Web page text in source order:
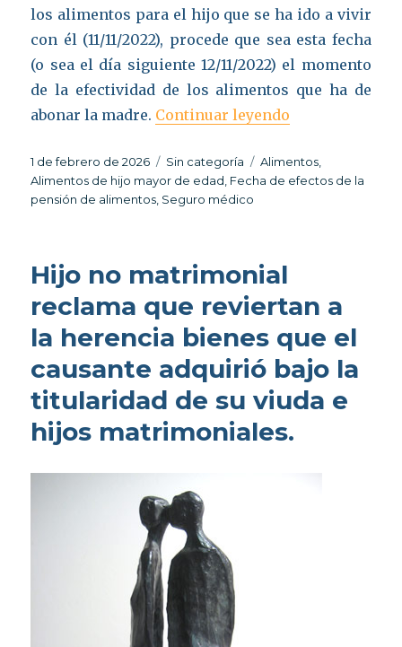
los alimentos para el hijo que se ha ido a vivir
con él (11/11/2022), procede que sea esta fecha
(o sea el día siguiente 12/11/2022) el momento
de la efectividad de los alimentos que ha de
abonar la madre. Continuar leyendo
Publicado
el
1 de febrero de 2026 Categorías
Sin categoría Etiquetas
Alimentos
Alimentos de hijo mayor de edad Fecha de efectos de la
pensión de alimentos Seguro médico
Hijo no matrimonial
reclama que reviertan a
la herencia bienes que el
causante adquirió bajo la
titularidad de su viuda e
hijos matrimoniales.